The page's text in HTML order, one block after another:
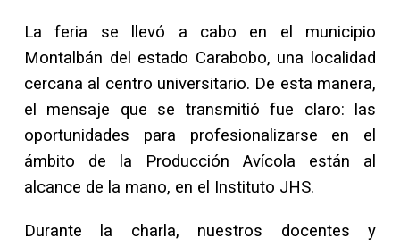
La feria se llevó a cabo en el municipio
Montalbán del estado Carabobo, una localidad
cercana al centro universitario. De esta manera,
el mensaje que se transmitió fue claro: las
oportunidades para profesionalizarse en el
ámbito de la Producción Avícola están al
alcance de la mano, en el Instituto JHS.
Durante la charla, nuestros docentes y